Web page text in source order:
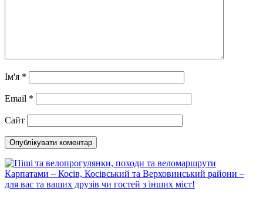
Ім'я *
Email *
Сайт